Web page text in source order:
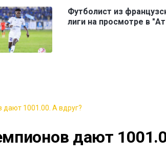
Футболист из
лиги на просмотре в
дают 1001.00. А вдруг?
дают